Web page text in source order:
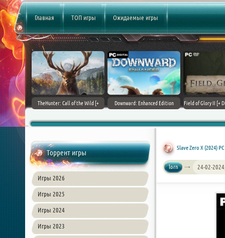
Главная ТОП игры Ожидаемые игры
(2017)
TheHunter: Call of the Wild [+
Downward: Enhanced Edition
Field of Glory II [+
Торрент игры
Игры 2026
Игры 2025
Игры 2024
Игры 2023
Slave Zero X (2024)
lorn 24-02-